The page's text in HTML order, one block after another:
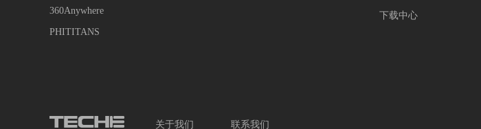
360Anywhere
PHITITANS
下载中心
关于我们 联系我们